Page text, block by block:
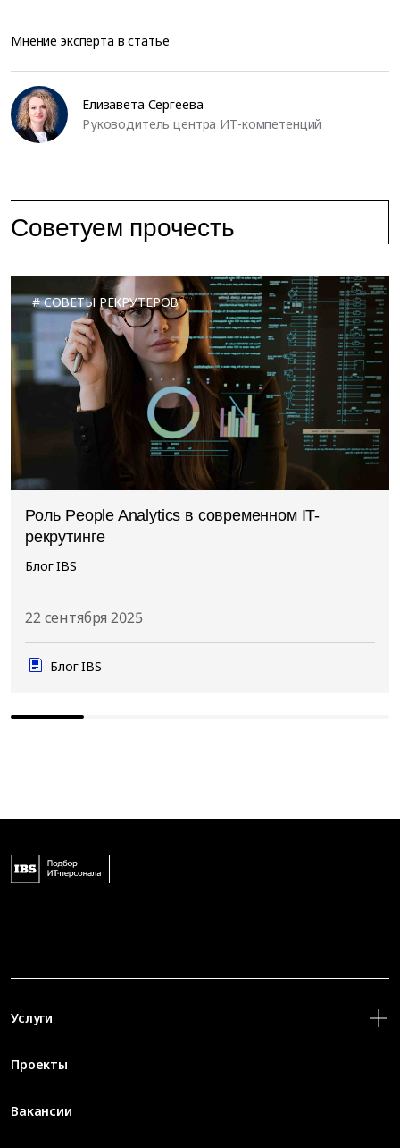
Мнение эксперта в статье
Елизавета Сергеева
Руководитель центра ИТ-компетенций
Советуем прочесть
СОВЕТЫ РЕКРУТЕРОВ
Роль People Analytics в современном IT-
рекрутинге
Блог IBS
22 сентября 2025
Блог IBS
Услуги
Проекты
Вакансии